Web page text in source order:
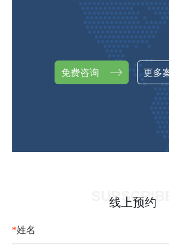
免费咨询 更多
线上预约
SUBSCRIBE
*姓名